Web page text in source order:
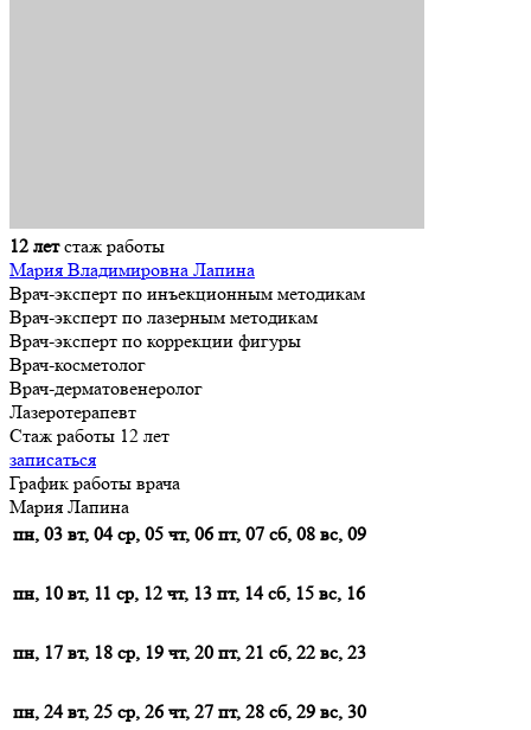
12 летстаж работы
Мария Владимировна Лапина
Врач-эксперт по инъекционным методикам
Врач-эксперт по лазерным методикам
Врач-эксперт по коррекции фигуры
Врач-косметолог
Врач-дерматовенеролог
Лазеротерапевт
Стаж работы 12 лет
записаться
График работы врача
Мария Лапина
пн, 03 вт, 04 ср, 05 чт, 06 пт, 07 сб, 08 вс, 09
пн, 10 вт, 11 ср, 12 чт, 13 пт, 14 сб, 15 вс, 16
пн, 17 вт, 18 ср, 19 чт, 20 пт, 21 сб, 22 вс, 23
пн, 24 вт, 25 ср, 26 чт, 27 пт, 28 сб, 29 вс, 30